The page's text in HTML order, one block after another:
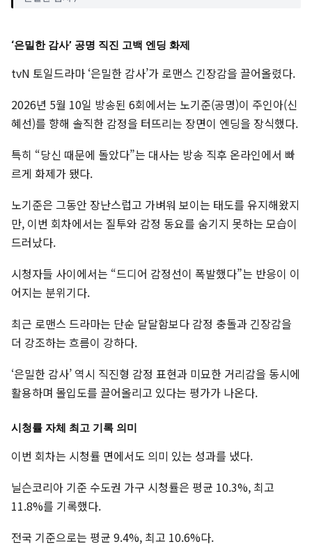
‘은밀한 감사’ 공명 직진 고백 엔딩 화제
tvN 토일드라마 ‘은밀한 감사’가 로맨스 긴장감을 끌어올렸다.
2026년 5월 10일 방송된 6회에서는 노기준(공명)이 주인아(신
혜선)를 향해 솔직한 감정을 터뜨리는 장면이 엔딩을 장식했다.
특히 “당신 때문에 돌았다”는 대사는 방송 직후 온라인에서 빠
르게 화제가 됐다.
노기준은 그동안 장난스럽고 가벼워 보이는 태도를 유지해왔지
만, 이번 회차에서는 질투와 감정 동요를 숨기지 못하는 모습이
드러났다.
시청자들 사이에서는 “드디어 감정선이 폭발했다”는 반응이 이
어지는 분위기다.
최근 로맨스 드라마는 단순 달달함보다 감정 충돌과 긴장감을
더 강조하는 흐름이 강하다.
‘은밀한 감사’ 역시 직진형 감정 표현과 미묘한 거리감을 동시에
활용하며 몰입도를 끌어올리고 있다는 평가가 나온다.
시청률 자체 최고 기록 의미
이번 회차는 시청률 면에서도 의미 있는 성과를 냈다.
닐슨코리아 기준 수도권 가구 시청률은 평균 10.3%, 최고
11.8%를 기록했다.
전국 기준으로는 평균 9.4%, 최고 10.6%다.